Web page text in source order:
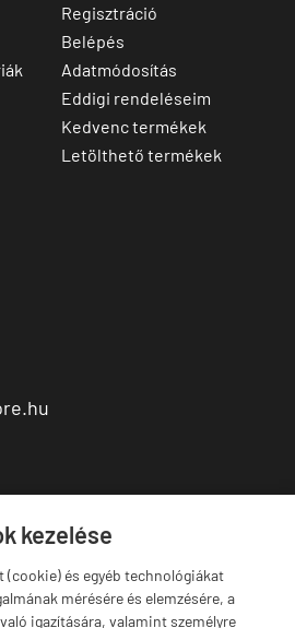
kezelése
és egyéb technológiákat
mérésére és elemzésére, a
igazítására, valamint személyre
Regisztráció
Belépés
Adatmódosítás
Eddigi rendeléseim
Kedvenc termékek
Letölthető termékek